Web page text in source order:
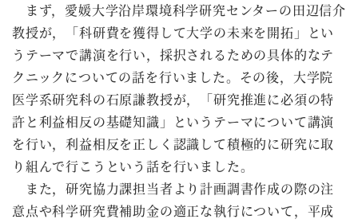
まず，愛媛大学沿岸環境科学研究センターの田辺信介
教授が，「科研費を獲得して大学の未来を開拓」とい
うテーマで講演を行い，採択されるための具体的なテ
クニックについての話を行いました。その後，大学院
医学系研究科の石原謙教授が，「研究推進に必須の特
許と利益相反の基礎知識」というテーマについて講演
を行い，利益相反を正しく認識して積極的に研究に取
り組んで行こうという話を行いました。
また，研究協力課担当者より計画調書作成の際の注
意点や科学研究費補助金の適正な執行について，平成